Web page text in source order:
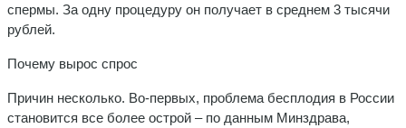
спермы. За одну процедуру он получает в среднем 3 тысячи
рублей.
Почему вырос спрос
Причин несколько. Во-первых, проблема бесплодия в России
становится все более острой – по данным Минздрава,